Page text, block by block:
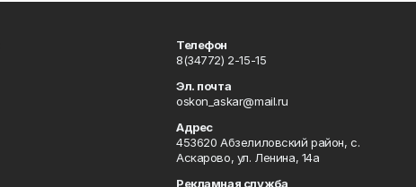
Телефон
8(34772) 2-15-15
Эл. почта
oskon_askar@mail.ru
Адрес
453620 Абзелиловский район, с.
Аскарово, ул. Ленина, 14а
Рекламная служба